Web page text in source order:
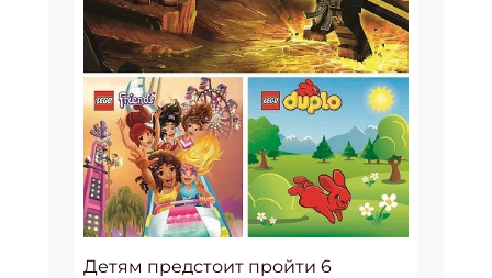
Детям предстоит пройти 6